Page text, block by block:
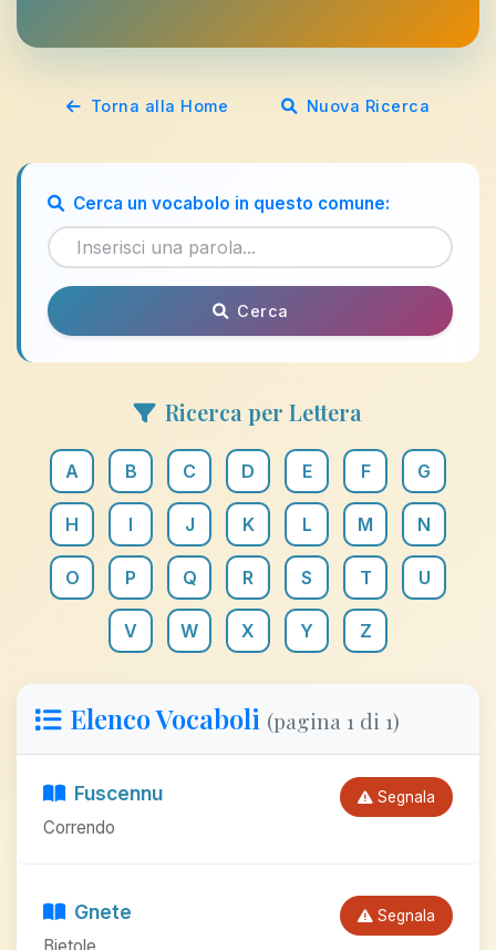
Torna alla Home Nuova Ricerca
Cerca un vocabolo in questo comune:
Cerca
Ricerca per Lettera
A B C D E F G
H I J K L M N
O P Q R S T U
V W X Y Z
Elenco Vocaboli (pagina 1 di 1)
Fuscennu
Correndo
Segnala
Gnete Segnala